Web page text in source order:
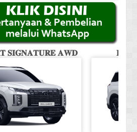
𝐒𝐈𝐆𝐍𝐀𝐓𝐔𝐑𝐄 𝐀𝐖𝐃